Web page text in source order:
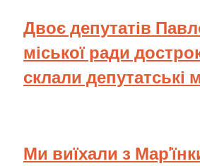
Двоє депутатів
міської ради
склали депутатські
Ми виїхали з